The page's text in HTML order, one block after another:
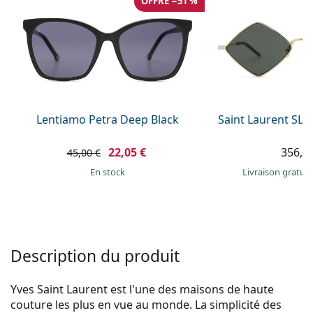
Prada
Toutes les marques
Lentiamo Petra Deep Black
45,00 € 22,05 €
en stock
Saint Laurent SL
Livraison
Description du produit
Yves Saint Laurent est l'une des maisons de haute
couture les plus en vue au monde. La simplicité des